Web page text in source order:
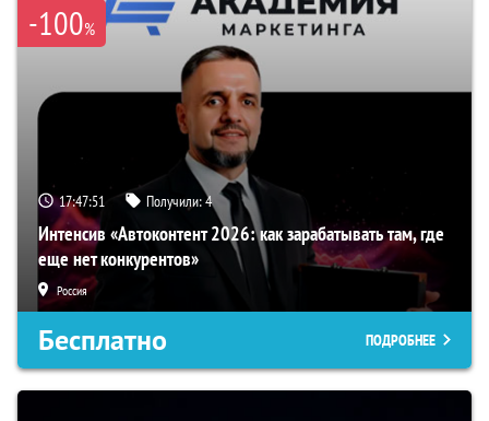
-100%
17:47:50 Получили:4
Интенсив «Автоконтент 2026: как зарабатывать там, где
еще нет конкурентов»
Россия
Бесплатно ПОДРОБНЕЕ